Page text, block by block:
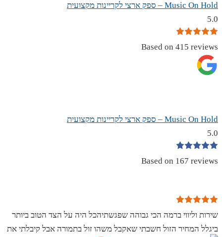
Music On Hold – ספק ארצי לקריינות מקצועית
5.0
Based on 415 reviews
Music On Hold – ספק ארצי לקריינות מקצועית
5.0
Based on 167 reviews
שירות וליווי ברמה הכי גבוהה שפגשתיהכל היה על הצד הטוב ביותר
ביגלל המחיר הזול חשבתי שאקבל משהו זול בתמורה אבל קיבלתי את